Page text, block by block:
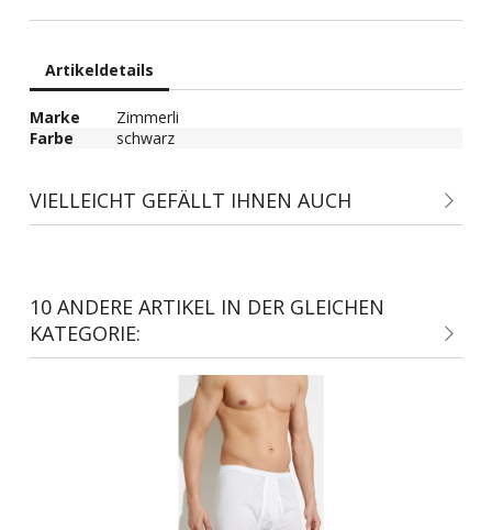
Artikeldetails
Marke
Zimmerli
Farbe
schwarz
VIELLEICHT GEFÄLLT IHNEN AUCH
10 ANDERE ARTIKEL IN DER GLEICHEN
KATEGORIE: